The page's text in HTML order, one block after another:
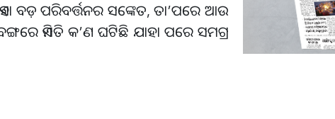
ବଡ଼ ପରିବର୍ତ୍ତନର ସଙ୍କେତ, ତା’ପରେ ଆଉ
ଏମିତି କ’ଣ ଘଟିଛି ଯାହା ପରେ ସମଗ୍ର